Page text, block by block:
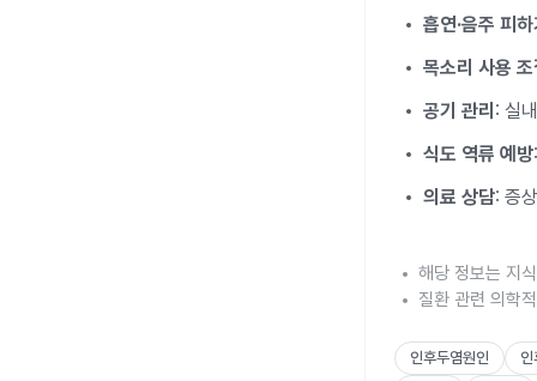
흡연·음주 피
목소리 사용
공기 관리 : 실
식도 역류 예방
의료 상담: 증
해당 정보는 지
질환 관련 의학
인후두염원인